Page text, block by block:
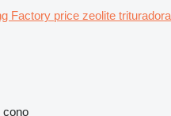
Factory price zeolite trituradora
cono